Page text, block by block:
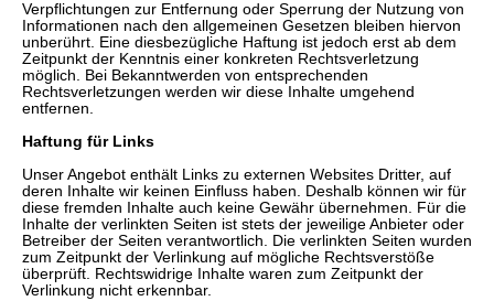
Verpflichtungen zur Entfernung oder Sperrung der Nutzung von
Informationen nach den allgemeinen Gesetzen bleiben hiervon
unberührt. Eine diesbezügliche Haftung ist jedoch erst ab dem
Zeitpunkt der Kenntnis einer konkreten Rechtsverletzung
möglich. Bei Bekanntwerden von entsprechenden
Rechtsverletzungen werden wir diese Inhalte umgehend
entfernen.
Haftung für Links
Unser Angebot enthält Links zu externen Websites Dritter, auf
deren Inhalte wir keinen Einfluss haben. Deshalb können wir für
diese fremden Inhalte auch keine Gewähr übernehmen. Für die
Inhalte der verlinkten Seiten ist stets der jeweilige Anbieter oder
Betreiber der Seiten verantwortlich. Die verlinkten Seiten wurden
zum Zeitpunkt der Verlinkung auf mögliche Rechtsverstöße
überprüft. Rechtswidrige Inhalte waren zum Zeitpunkt der
Verlinkung nicht erkennbar.